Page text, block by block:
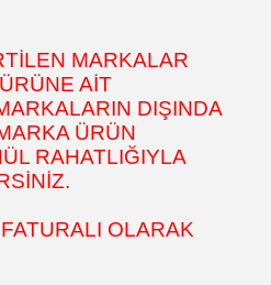
MARKALAR
AİT
DIŞINDA
ÜRÜN
RAHATLIĞIYLA
OLARAK